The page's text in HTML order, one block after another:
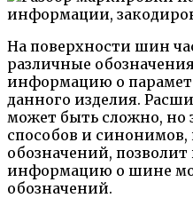
На поверхности шин
различные
информацию о
данного изделия.
может быть сложно, но
способов и синонимов,
обозначений, позволит
информацию о шине
обозначений.